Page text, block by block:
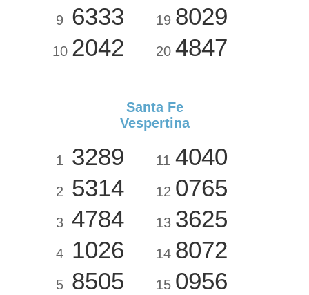
9 6333
10 2042
19 8029
20 4847
Santa Fe
Vespertina
1 3289
2 5314
3 4784
4 1026
5 8505
11 4040
12 0765
13 3625
14 8072
15 0956